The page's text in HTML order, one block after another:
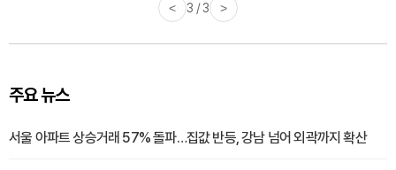
< 3 / 3 >
주요 뉴스
서울 아파트 상승거래 57% 돌파…집값 반등, 강남 넘어 외곽까지 확산